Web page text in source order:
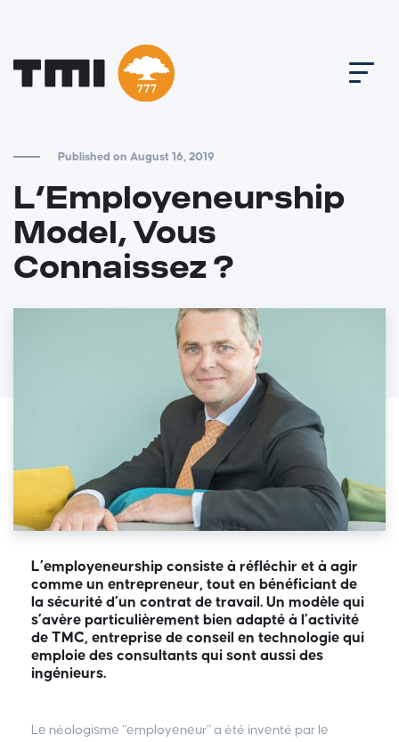
Published on August 16, 2019
L’Employeneurship
Model, Vous
Connaissez ?
L’employeneurship consiste à réfléchir et à agir
comme un entrepreneur, tout en bénéficiant de
la sécurité d’un contrat de travail. Un modèle qui
s’avère particulièrement bien adapté à l’activité
de TMC, entreprise de conseil en technologie qui
emploie des consultants qui sont aussi des
ingénieurs.
Le néologisme “employeneur” a été inventé par le